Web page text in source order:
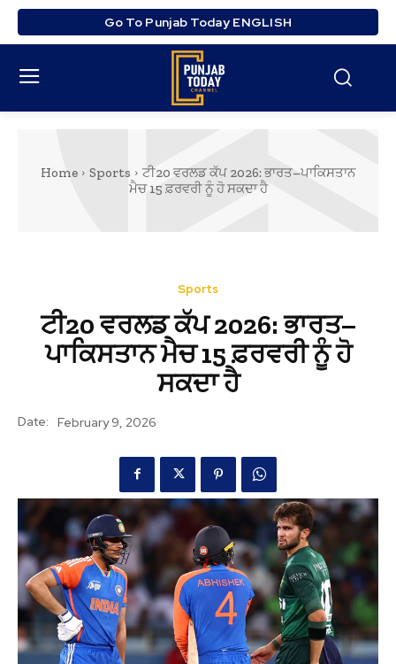
Go To Punjab Today ENGLISH
Home Sports
ਟੀ20 ਵਰਲਡ ਕੱਪ 2026: ਭਾਰਤ–ਪਾਕਿਸਤਾਨ
ਮੈਚ 15 ਫ਼ਰਵਰੀ ਨੂੰ ਹੋ ਸਕਦਾ ਹੈ
Sports
ਟੀ20 ਵਰਲਡ ਕੱਪ 2026: ਭਾਰਤ–
ਪਾਕਿਸਤਾਨ ਮੈਚ 15 ਫ਼ਰਵਰੀ ਨੂੰ ਹੋ
ਸਕਦਾ ਹੈ
Date: February 9, 2026